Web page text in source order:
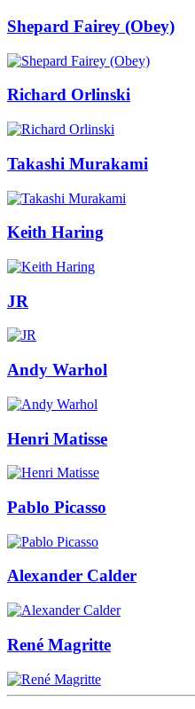
Shepard Fairey (Obey)
Richard Orlinski
Takashi Murakami
Keith Haring
JR
Andy Warhol
Henri Matisse
Pablo Picasso
Alexander Calder
René Magritte